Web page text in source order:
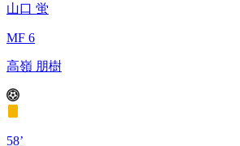
山口 蛍
MF 6
高嶺 朋樹
58’